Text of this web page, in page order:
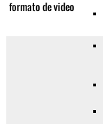
formato de video